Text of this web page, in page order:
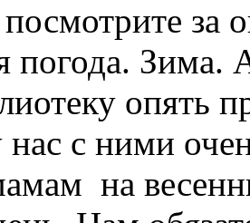
за
погода. Зима.
опять
нас с ними
на